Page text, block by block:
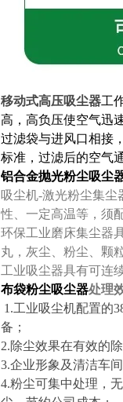
移动式高压吸尘器工
高，高负压使空气迅
过滤袋与进风口相接
标准，过滤后的空气
铝合金抛光粉尘吸尘
吸尘机-激光粉尘集
性、一定高温等，须
环保工业磨床集尘器
丸，灰尘、粉尘、颗
工业吸尘器具有可连
布袋粉尘吸尘器处理
1.工业吸尘机配置的
备；
2.除尘效果在有效的
3.企业形象及清洁车
4.粉尘可集中处理，